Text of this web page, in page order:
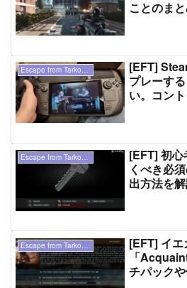
ことのま
[EFT]
プレーす
い。コン
Escape from Tarkov（ タルコフ ）
[EFT] 初
くべき必
出方法を解
Escape from Tarkov（ タルコフ ）
[EFT] イエ
「
チパック